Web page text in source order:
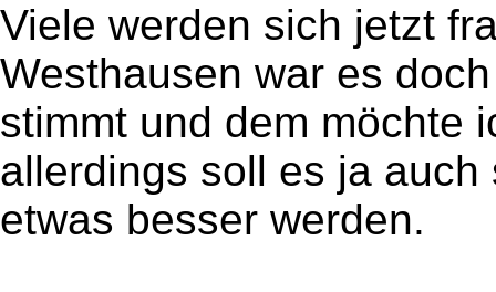
Viele werden sich jetzt
Westhausen war es
stimmt und dem möchte
allerdings soll es ja
etwas besser werden.